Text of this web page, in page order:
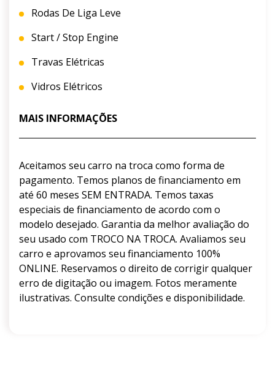
Rodas De Liga Leve
Start / Stop Engine
Travas Elétricas
Vidros Elétricos
MAIS INFORMAÇÕES
Aceitamos seu carro na troca como forma de
pagamento. Temos planos de financiamento em
até 60 meses SEM ENTRADA. Temos taxas
especiais de financiamento de acordo com o
modelo desejado. Garantia da melhor avaliação do
seu usado com TROCO NA TROCA. Avaliamos seu
carro e aprovamos seu financiamento 100%
ONLINE. Reservamos o direito de corrigir qualquer
erro de digitação ou imagem. Fotos meramente
ilustrativas. Consulte condições e disponibilidade.